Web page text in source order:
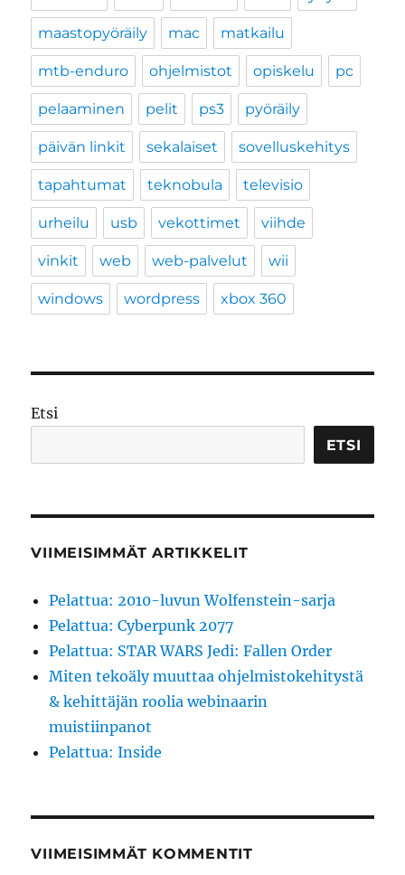
maastopyöräily mac matkailu
mtb-enduro ohjelmistot opiskelu pc
pelaaminen pelit ps3 pyöräily
päivän linkit sekalaiset sovelluskehitys
tapahtumat teknobula televisio
urheilu usb vekottimet viihde
vinkit web web-palvelut wii
windows wordpress xbox 360
Etsi
ETSI
VIIMEISIMMÄT ARTIKKELIT
Pelattua: 2010-luvun Wolfenstein-sarja
Pelattua: Cyberpunk 2077
Pelattua: STAR WARS Jedi: Fallen Order
Miten tekoäly muuttaa ohjelmistokehitystä
& kehittäjän roolia webinaarin
muistiinpanot
Pelattua: Inside
VIIMEISIMMÄT KOMMENTIT